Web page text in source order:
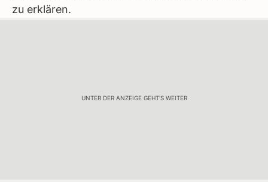
zu erklären.
UNTER DER ANZEIGE GEHT'S WEITER